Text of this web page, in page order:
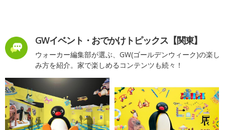
GWイベント・おでかけトピックス【関東】
ウォーカー編集部が選ぶ、GW(ゴールデンウィーク)の楽し
み方を紹介。家で楽しめるコンテンツも続々！